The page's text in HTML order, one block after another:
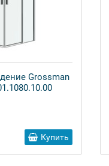
Grossman
Купить